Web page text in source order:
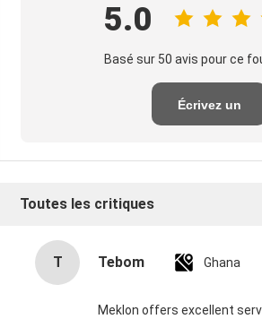
5.0
Basé sur 50 avis pour ce
Écrivez un
Toutes les critiques
T Tebom Ghana
Meklon offers excellent